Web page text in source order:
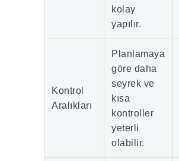
kolay
yapılır.
Kontrol
Aralıkları
Planlamaya
göre daha
seyrek ve
kısa
kontroller
yeterli
olabilir.